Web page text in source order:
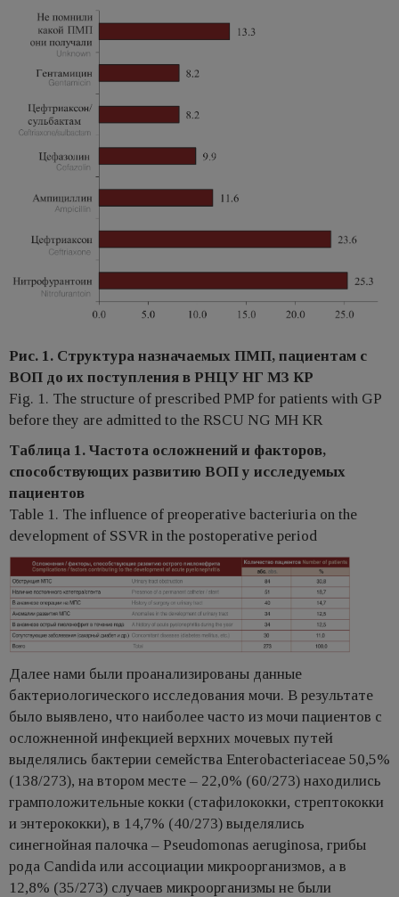
Рис. 1. Структура назначаемых ПМП, пациентам с
ВОП до их поступления в РНЦУ НГ МЗ КР
Fig. 1. The structure of prescribed PMP for patients with GP
before they are admitted to the RSCU NG MH KR
Таблица 1. Частота осложнений и факторов,
способствующих развитию ВОП у исследуемых
пациентов
Table 1. The influence of preoperative bacteriuria on the
development of SSVR in the postoperative period
Далее нами были проанализированы данные
бактериологического исследования мочи. В результате
было выявлено, что наиболее часто из мочи пациентов с
осложненной инфекцией верхних мочевых путей
выделялись бактерии семейства Enterobacteriaceae 50,5%
(138/273), на втором месте – 22,0% (60/273) находились
грамположительные кокки (стафилококки, стрептококки
и энтерококки), в 14,7% (40/273) выделялись
синегнойная палочка – Pseudomonas aeruginosa, грибы
рода Candida или ассоциации микроорганизмов, а в
12,8% (35/273) случаев микроорганизмы не были